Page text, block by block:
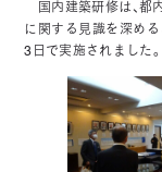
国内建築研修は、都
に関する見識を深める
3日で実施されました。